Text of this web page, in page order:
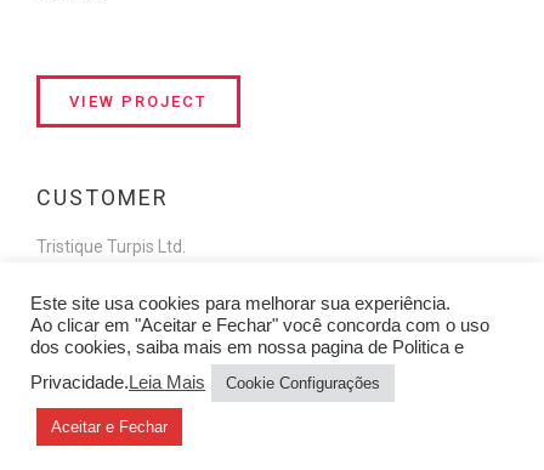
VIEW PROJECT
CUSTOMER
Tristique Turpis Ltd.
WHAT WE DID
Photography / Graphic design / Web design
Este site usa cookies para melhorar sua experiência.
Ao clicar em "Aceitar e Fechar" você concorda com o uso
dos cookies, saiba mais em nossa pagina de Politica e
Privacidade. Leia Mais Cookie Configurações
Aceitar e Fechar